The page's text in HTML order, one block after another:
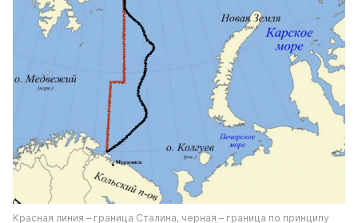
Красная линия – граница Сталина, черная – граница по принципу